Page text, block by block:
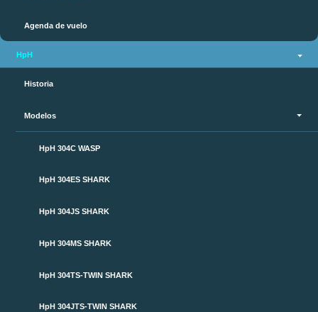
Agenda de vuelo
HpH
Historia
Modelos
HpH 304C WASP
HpH 304ES SHARK
HpH 304JS SHARK
HpH 304MS SHARK
HpH 304TS-TWIN SHARK
HpH 304JTS-TWIN SHARK